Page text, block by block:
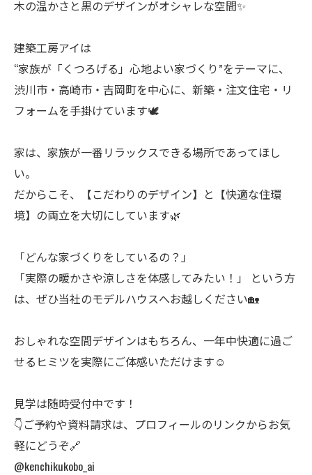
木の温かさと黒のデザインがオシャレな空間✨
建築工房アイは
“家族が「くつろげる」心地よい家づくり”をテーマに、
渋川市・高崎市・吉岡町を中心に、新築・注文住宅・リ
フォームを手掛けています🕊
家は、家族が一番リラックスできる場所であってほし
い。
だからこそ、【こだわりのデザイン】と【快適な住環
境】の両立を大切にしています🌿
「どんな家づくりをしているの？」
「実際の暖かさや涼しさを体感してみたい！」 という方
は、ぜひ当社のモデルハウスへお越しください🏡
おしゃれな空間デザインはもちろん、一年中快適に過ご
せるヒミツを実際にご体感いただけます☺
見学は随時受付中です！
👇ご予約や資料請求は、プロフィールのリンクからお気
軽にどうぞ🔗
@kenchikukobo_ai